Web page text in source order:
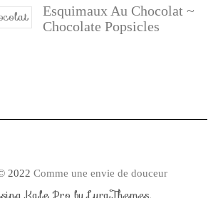
Esquimaux Au Chocolat ~
Chocolate Popsicles
2022 Comme une envie de douceur